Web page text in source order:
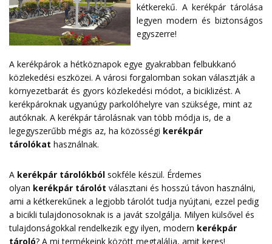
kétkerekű. A kerékpár tárolása
legyen modern és biztonságos
egyszerre!
A kerékpárok a hétköznapok egye gyakrabban felbukkanó
közlekedési eszközei. A városi forgalomban sokan választják a
környezetbarát és gyors közlekedési módot, a biciklizést. A
kerékpároknak ugyanúgy parkolóhelyre van szüksége, mint az
autóknak. A kerékpár tárolásnak van több módja is, de a
legegyszerűbb mégis az, ha közösségi kerékpár
tárolókat használnak.
A kerékpár tárolókból sokféle készül. Érdemes
olyan kerékpár tárolót választani és hosszú távon használni,
ami a kétkerekűnek a legjobb tárolót tudja nyújtani, ezzel pedig
a bicikli tulajdonosoknak is a javát szolgálja. Milyen külsővel és
tulajdonságokkal rendelkezik egy ilyen, modern kerékpár
tároló? A mi termékeink között megtalálja, amit keres!